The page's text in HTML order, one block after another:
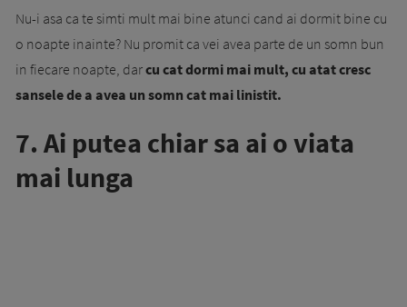
Nu-i asa ca te simti mult mai bine atunci cand ai dormit bine cu
o noapte inainte? Nu promit ca vei avea parte de un somn bun
in fiecare noapte, darcu cat dormi mai mult, cu atat cresc
sansele de a avea un somn cat mai linistit.
7. Ai putea chiar sa ai o viata
mai lunga